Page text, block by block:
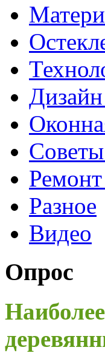
Разное
Видео
Опрос